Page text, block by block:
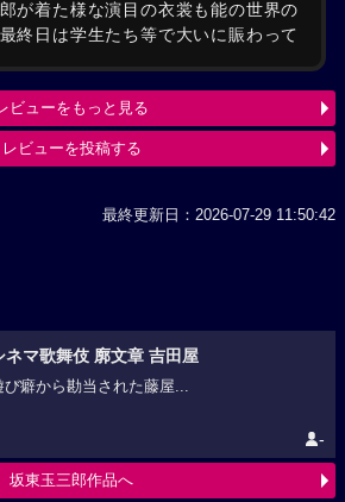
が着た様な演目の衣裳も能の世界の
終日は学生たち等で大いに賑わって
ビューをもっと見る
レビューを投稿する
最終更新日：2026-07-29 11:50:42
ネマ歌舞伎 廓文章 吉田屋
び癖から勘当された藤屋...
-
坂東玉三郎作品へ